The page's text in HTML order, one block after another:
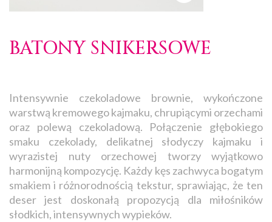
BATONY SNIKERSOWE
Intensywnie czekoladowe brownie, wykończone
warstwą kremowego kajmaku, chrupiącymi orzechami
oraz polewą czekoladową. Połączenie głębokiego
smaku czekolady, delikatnej słodyczy kajmaku i
wyrazistej nuty orzechowej tworzy wyjątkowo
harmonijną kompozycję. Każdy kęs zachwyca bogatym
smakiem i różnorodnością tekstur, sprawiając, że ten
deser jest doskonałą propozycją dla miłośników
słodkich, intensywnych wypieków.